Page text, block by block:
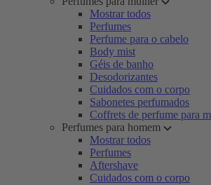
Mostrar todos
Perfumes
Perfume para o cabelo
Body mist
Géis de banho
Desodorizantes
Cuidados com o corpo
Sabonetes perfumados
Coffrets de perfume para
Perfumes para homem
Mostrar todos
Perfumes
Aftershave
Cuidados com o corpo